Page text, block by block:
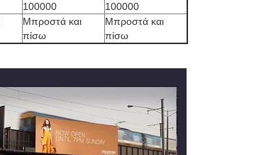
100000
100000
Μπροστά και
πίσω
Μπροστά και
πίσω